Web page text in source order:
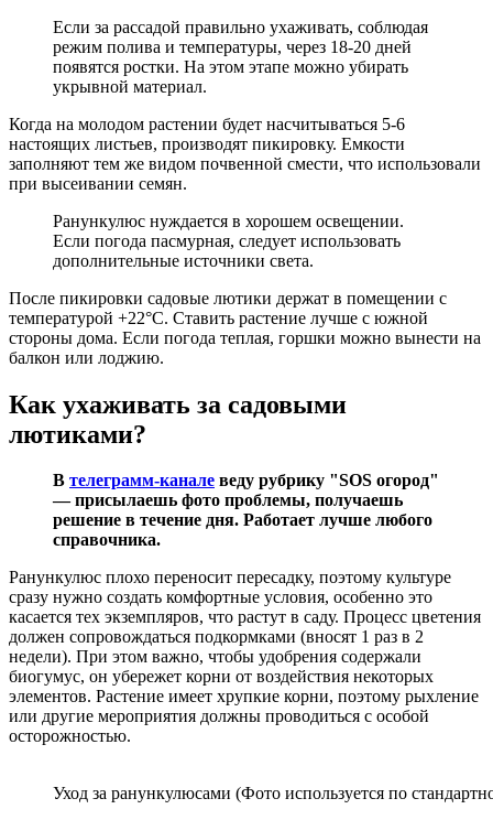
Если за рассадой правильно ухаживать, соблюдая
режим полива и температуры, через 18-20 дней
появятся ростки. На этом этапе можно убирать
укрывной материал.
Когда на молодом растении будет насчитываться 5-6
настоящих листьев, производят пикировку. Емкости
заполняют тем же видом почвенной смести, что использовали
при высеивании семян.
Ранункулюс нуждается в хорошем освещении.
Если погода пасмурная, следует использовать
дополнительные источники света.
После пикировки садовые лютики держат в помещении с
температурой +22°С. Ставить растение лучше с южной
стороны дома. Если погода теплая, горшки можно вынести на
балкон или лоджию.
Как ухаживать за садовыми
лютиками?
В телеграмм-канале веду рубрику "SOS огород"
— присылаешь фото проблемы, получаешь
решение в течение дня. Работает лучше любого
справочника.
Ранункулюс плохо переносит пересадку, поэтому культуре
сразу нужно создать комфортные условия, особенно это
касается тех экземпляров, что растут в саду. Процесс цветения
должен сопровождаться подкормками (вносят 1 раз в 2
недели). При этом важно, чтобы удобрения содержали
биогумус, он убережет корни от воздействия некоторых
элементов. Растение имеет хрупкие корни, поэтому рыхление
или другие мероприятия должны проводиться с особой
осторожностью.
Уход за ранункулюсами (Фото используется по